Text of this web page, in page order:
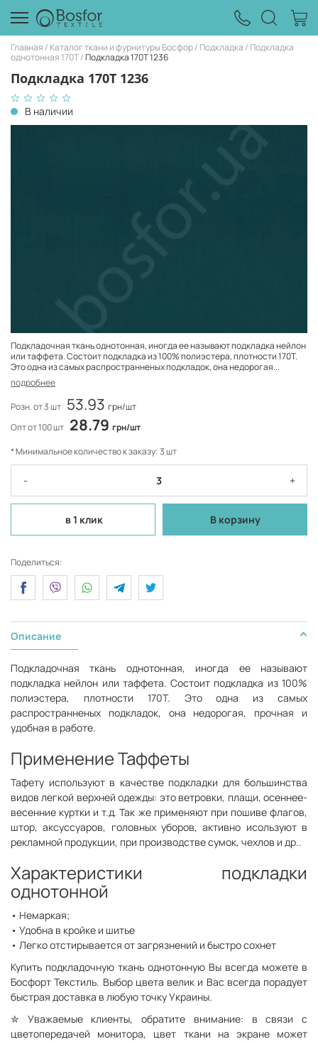
Главная Каталог ткани и фурнитуры Босфор Подкладка
Подкладка
однотонная 170Т Подкладка 170T 1236
Подкладка 170T 1236
В наличии
Подкладочная ткань однотонная, иногда ее называют подкладка нейлон
или таффета. Состоит подкладка из 100% полиэстера, плотности 170Т.
Это одна из самых распространненых подкладок, она недорогая...
подробнее
Розн. от 3 шт 53.93 грн/шт
Опт от 100 шт 28.79 грн/шт
* Минимальное количество к заказу: 3 шт
- +
в 1 клик В корзину
Поделиться:
Описание
Подкладочная ткань однотонная, иногда ее называют
подкладка нейлон или таффета. Состоит подкладка из 100%
полиэстера, плотности 170Т. Это одна из самых
распространненых подкладок, она недорогая, прочная и
удобная в работе.
Применение Таффеты
Тафету используют в качестве подкладки для большинства
видов легкой верхней одежды: это ветровки, плащи, осеннее-
весенние куртки и т.д. Так же применяют при пошиве флагов,
штор, аксуссуаров, головных уборов, активно исользуют в
рекламной продукции, при производстве сумок, чехлов и др..
Характеристики подкладки
однотонной
• Немаркая;
• Удобна в кройке и шитье
• Легко отстирывается от загрязнений и быстро сохнет
Купить подкладочную ткань однотонную Вы всегда можете в
Босфорт Текстиль. Выбор цвета велик и Вас всегда порадует
быстрая доставка в любую точку Украины.
✮ Уважаемые клиенты, обратите внимание: в связи с
цветопередачей монитора, цвет ткани на экране может